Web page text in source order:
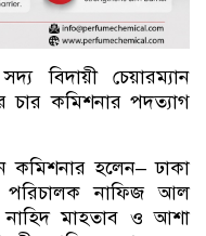
বিদায়ী চেয়ারম্যান
চার কমিশনার পদত্যাগ
কমিশনার হলেন– ঢাকা
পরিচালক নাফিজ আল
নাহিদ মাহতাব ও আশা